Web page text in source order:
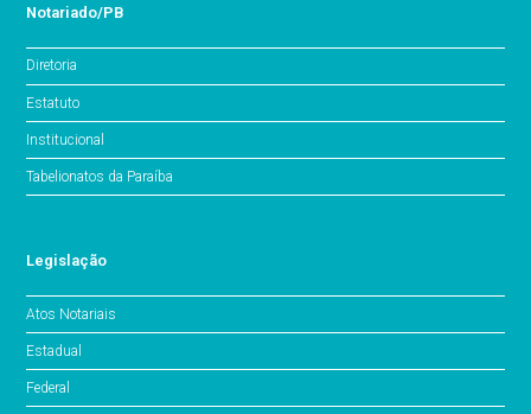
Notariado/PB
Diretoria
Estatuto
Institucional
Tabelionatos da Paraíba
Legislação
Atos Notariais
Estadual
Federal